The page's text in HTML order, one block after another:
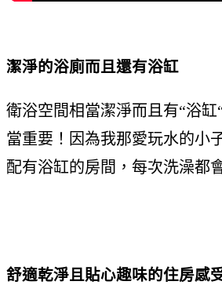
潔淨的浴廁而且還有浴缸
衛浴空間相當潔淨而且有“浴缸
當重要！因為我那愛玩水的小
配有浴缸的房間，每次洗澡都
舒適乾淨且貼心趣味的住房感